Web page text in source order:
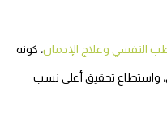
النفسي وعلاج الإدمان، كونه
واستطاع تحقيق أعلى نسب